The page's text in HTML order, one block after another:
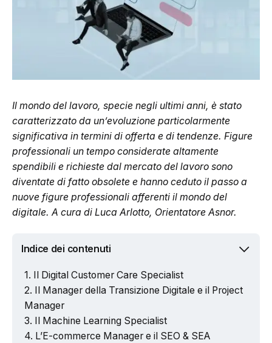
Il mondo del lavoro, specie negli ultimi anni, è stato
caratterizzato da un’evoluzione particolarmente
significativa in termini di offerta e di tendenze. Figure
professionali un tempo considerate altamente
spendibili e richieste dal mercato del lavoro sono
diventate di fatto obsolete e hanno ceduto il passo a
nuove figure professionali afferenti il mondo del
digitale. A cura di Luca Arlotto, Orientatore Asnor.
Indice dei contenuti
Il Digital Customer Care Specialist
Il Manager della Transizione Digitale e il Project
Manager
Il Machine Learning Specialist
L’E-commerce Manager e il SEO & SEA